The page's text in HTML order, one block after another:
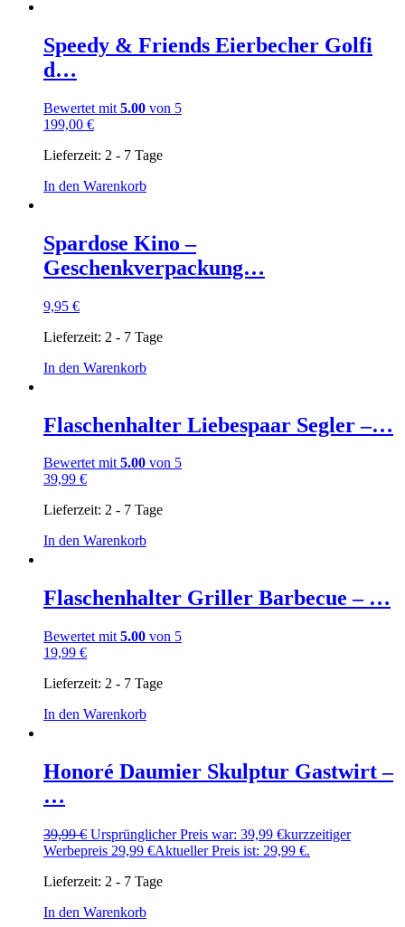
Speedy & Friends Eierbecher Golfi
d…
Bewertet mit 5.00 von 5
199,00 €
Lieferzeit: 2 - 7 Tage
In den Warenkorb
Spardose Kino –
Geschenkverpackung…
9,95 €
Lieferzeit: 2 - 7 Tage
In den Warenkorb
Flaschenhalter Liebespaar Segler –…
Bewertet mit5.00 von 5
39,99 €
Lieferzeit: 2 - 7 Tage
In den Warenkorb
Flaschenhalter Griller Barbecue – …
Bewertet mit 5.00 von 5
19,99 €
Lieferzeit: 2 - 7 Tage
In den Warenkorb
Honoré Daumier Skulptur Gastwirt –
…
39,99€ Ursprünglicher Preis war: 39,99 €kurzzeitiger
Werbepreis 29,99 €Aktueller Preis ist: 29,99 €.
Lieferzeit: 2 - 7 Tage
In den Warenkorb